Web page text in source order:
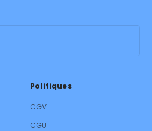
Politiques
CGV
CGU